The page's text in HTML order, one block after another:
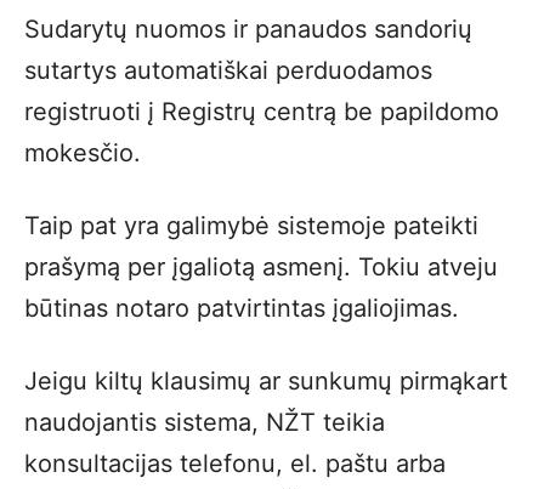
Sudarytų nuomos ir panaudos sandorių
sutartys automatiškai perduodamos
registruoti į Registrų centrą be papildomo
mokesčio.
Taip pat yra galimybė sistemoje pateikti
prašymą per įgaliotą asmenį. Tokiu atveju
būtinas notaro patvirtintas įgaliojimas.
Jeigu kiltų klausimų ar sunkumų pirmąkart
naudojantis sistema, NŽT teikia
konsultacijas telefonu, el. paštu arba